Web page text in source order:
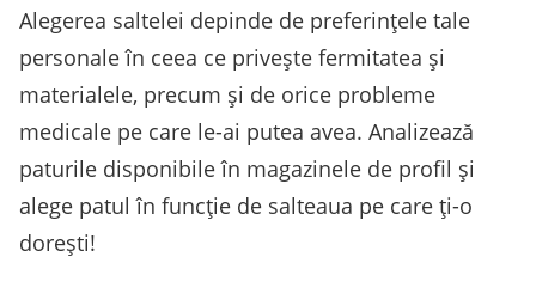
Alegerea saltelei depinde de preferințele tale
personale în ceea ce privește fermitatea și
materialele, precum și de orice probleme
medicale pe care le-ai putea avea. Analizează
paturile disponibile în magazinele de profil și
alege patul în funcție de salteaua pe care ți-o
dorești!